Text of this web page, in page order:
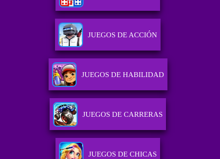
JUEGOS DE ACCIÓN
JUEGOS DE HABILIDAD
JUEGOS DE CARRERAS
JUEGOS DE CHICAS